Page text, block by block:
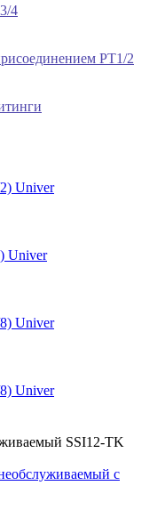
4
PT1/2
Univer
Univer
Univer
Univer
с